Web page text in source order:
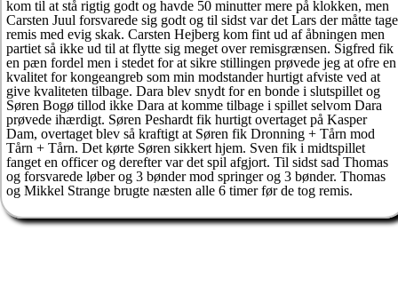
kom til at stå rigtig godt og havde 50 minutter mere på klokken, men
Carsten Juul forsvarede sig godt og til sidst var det Lars der måtte tage
remis med evig skak. Carsten Hejberg kom fint ud af åbningen men
partiet så ikke ud til at flytte sig meget over remisgrænsen. Sigfred fik
en pæn fordel men i stedet for at sikre stillingen prøvede jeg at ofre en
kvalitet for kongeangreb som min modstander hurtigt afviste ved at
give kvaliteten tilbage. Dara blev snydt for en bonde i slutspillet og
Søren Bogø tillod ikke Dara at komme tilbage i spillet selvom Dara
prøvede ihærdigt. Søren Peshardt fik hurtigt overtaget på Kasper
Dam, overtaget blev så kraftigt at Søren fik Dronning + Tårn mod
Tårn + Tårn. Det kørte Søren sikkert hjem. Sven fik i midtspillet
fanget en officer og derefter var det spil afgjort. Til sidst sad Thomas
og forsvarede løber og 3 bønder mod springer og 3 bønder. Thomas
og Mikkel Strange brugte næsten alle 6 timer før de tog remis.